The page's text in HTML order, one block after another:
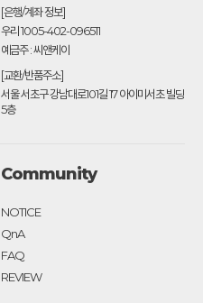
[은행/계좌 정보]
우리 1005-402-096511
예금주 : 씨앤케이
[교환/반품주소]
서울 서초구 강남대로101길 17 아이미서초 빌딩
5층
Community
NOTICE
QnA
FAQ
REVIEW